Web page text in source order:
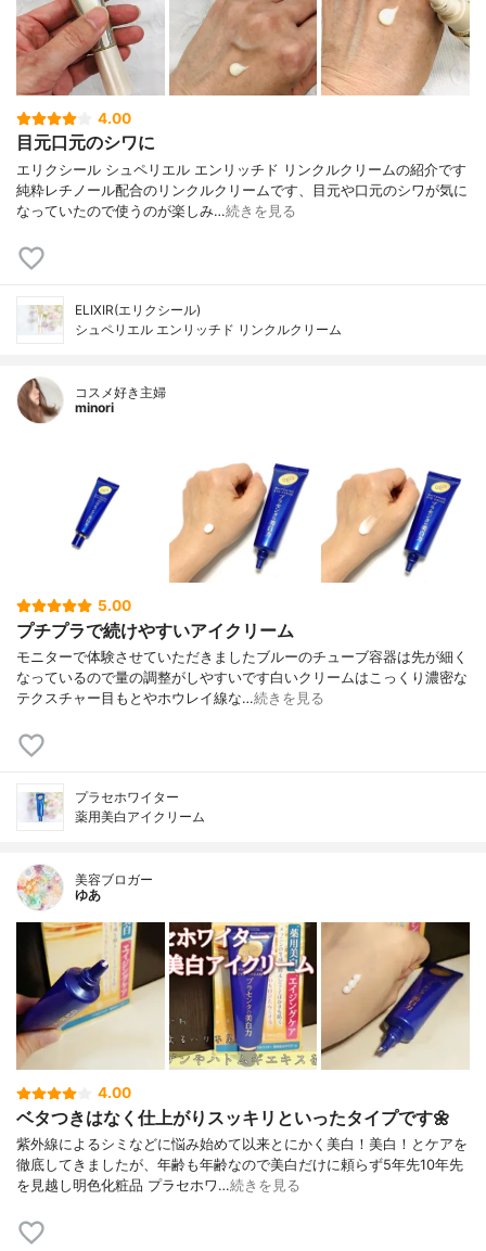
4.00
目元口元のシワに
エリクシール シュペリエル エンリッチド リンクルクリームの紹介です
純粋レチノール配合のリンクルクリームです、目元や口元のシワが気に
なっていたので使うのが楽しみ…続きを見る
ELIXIR(エリクシール)
シュペリエル エンリッチド リンクルクリーム
コスメ好き主婦
minori
5.00
プチプラで続けやすいアイクリーム
モニターで体験させていただきましたブルーのチューブ容器は先が細く
なっているので量の調整がしやすいです白いクリームはこっくり濃密な
テクスチャー目もとやホウレイ線な…続きを見る
プラセホワイター
薬用美白アイクリーム
美容ブロガー
ゆあ
4.00
ベタつきはなく仕上がりスッキリといったタイプです🌼
紫外線によるシミなどに悩み始めて以来とにかく美白！美白！とケアを
徹底してきましたが、年齢も年齢なので美白だけに頼らず5年先10年先
を見越し明色化粧品 プラセホワ…続きを見る